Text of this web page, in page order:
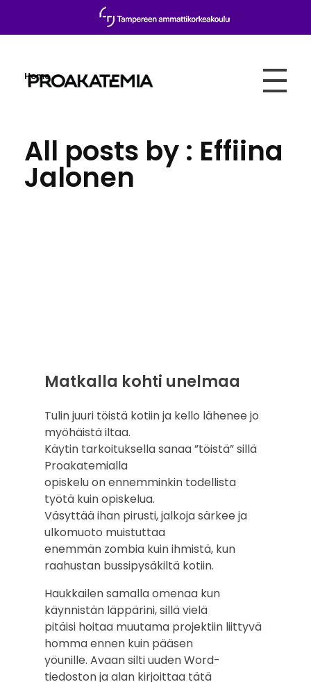
Home
All posts by : Effiina
Jalonen
Matkalla kohti unelmaa
Tulin juuri töistä kotiin ja kello lähenee jo
myöhäistä iltaa.
Käytin tarkoituksella sanaa ”töistä” sillä
Proakatemialla
opiskelu on ennemminkin todellista
työtä kuin opiskelua.
Väsyttää ihan pirusti, jalkoja särkee ja
ulkomuoto muistuttaa
enemmän zombia kuin ihmistä, kun
raahustan bussipysäkiltä kotiin.
Haukkailen samalla omenaa kun
käynnistän läppärini, sillä vielä
pitäisi hoitaa muutama projektiin liittyvä
homma ennen kuin pääsen
yöunille. Avaan silti uuden Word-
tiedoston ja alan kirjoittaa tätä